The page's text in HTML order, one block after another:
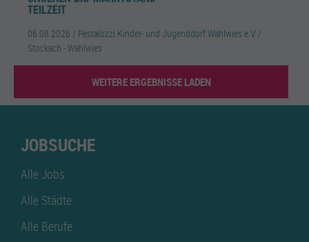
TEILZEIT
06.08.2026 / Pestalozzi Kinder- und Jugenddorf Wahlwies e.V. /
Stockach - Wahlwies
WEITERE ERGEBNISSE LADEN
JOBSUCHE
Alle Jobs
Alle Städte
Alle Berufe